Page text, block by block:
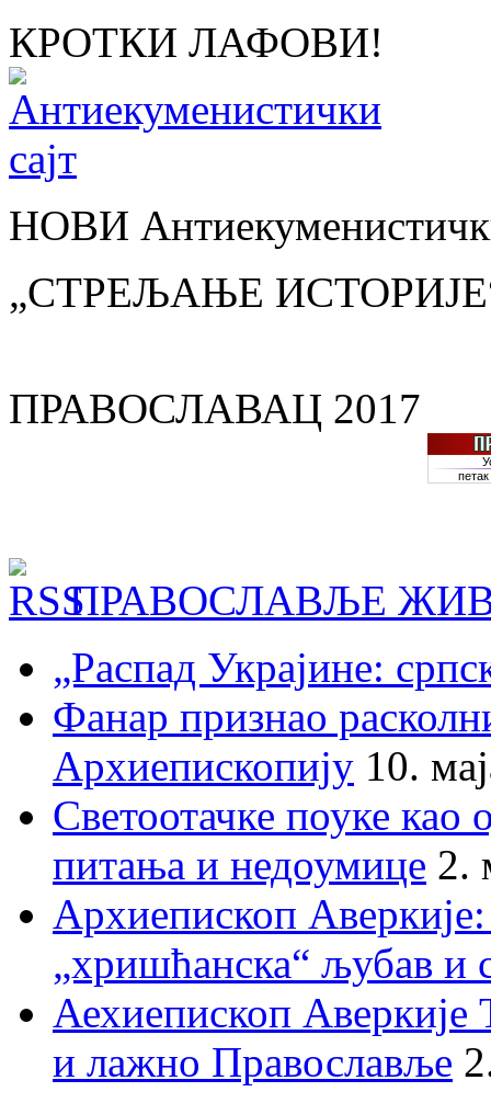
КРОТКИ ЛАФОВИ!
НОВИ
„СТРЕЉАЊЕ
ПРАВОСЛАВАЦ 2017
ПРАВОСЛАВЉЕ
„Распад Украјине:
Фанар признао
Архиепископију 10.
Светоотачке поуке као
питања и недоумице 2.
Архиепископ
„хришћанска“ љубав и
Аехиепископ
и лажно Православље